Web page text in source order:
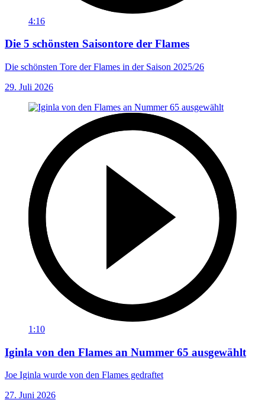
4:16
Die 5 schönsten Saisontore der Flames
Die schönsten Tore der Flames in der Saison 2025/26
29. Juli 2026
1:10
Iginla von den Flames an Nummer 65 ausgewählt
Joe Iginla wurde von den Flames gedraftet
27. Juni 2026